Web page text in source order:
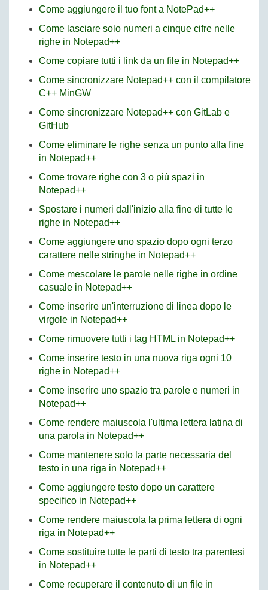
Come aggiungere il tuo font a NotePad++
Come lasciare solo numeri a cinque cifre nelle
righe in Notepad++
Come copiare tutti i link da un file in Notepad++
Come sincronizzare Notepad++ con il compilatore
C++ MinGW
Come sincronizzare Notepad++ con GitLab e
GitHub
Come eliminare le righe senza un punto alla fine
in Notepad++
Come trovare righe con 3 o più spazi in
Notepad++
Spostare i numeri dall'inizio alla fine di tutte le
righe in Notepad++
Come aggiungere uno spazio dopo ogni terzo
carattere nelle stringhe in Notepad++
Come mescolare le parole nelle righe in ordine
casuale in Notepad++
Come inserire un'interruzione di linea dopo le
virgole in Notepad++
Come rimuovere tutti i tag HTML in Notepad++
Come inserire testo in una nuova riga ogni 10
righe in Notepad++
Come inserire uno spazio tra parole e numeri in
Notepad++
Come rendere maiuscola l'ultima lettera latina di
una parola in Notepad++
Come mantenere solo la parte necessaria del
testo in una riga in Notepad++
Come aggiungere testo dopo un carattere
specifico in Notepad++
Come rendere maiuscola la prima lettera di ogni
riga in Notepad++
Come sostituire tutte le parti di testo tra parentesi
in Notepad++
Come recuperare il contenuto di un file in